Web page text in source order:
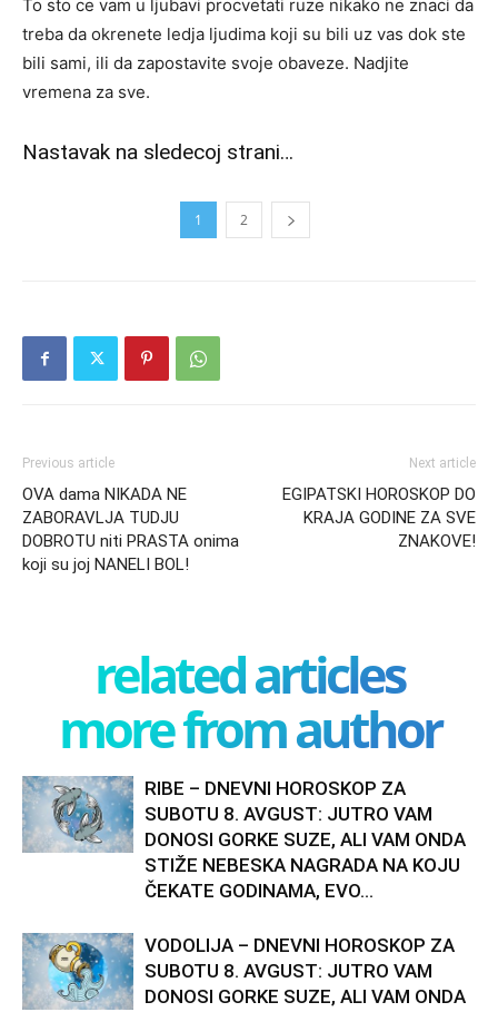
To sto ce vam u ljubavi procvetati ruze nikako ne znaci da
treba da okrenete ledja ljudima koji su bili uz vas dok ste
bili sami, ili da zapostavite svoje obaveze. Nadjite
vremena za sve.
Nastavak na sledecoj strani…
1 2
Previous article
OVA dama NIKADA NE
ZABORAVLJA TUDJU
DOBROTU niti PRASTA onima
koji su joj NANELI BOL!
Next article
EGIPATSKI HOROSKOP DO
KRAJA GODINE ZA SVE
ZNAKOVE!
related articles
more from author
RIBE – DNEVNI HOROSKOP ZA
SUBOTU 8. AVGUST: JUTRO VAM
DONOSI GORKE SUZE, ALI VAM ONDA
STIŽE NEBESKA NAGRADA NA KOJU
ČEKATE GODINAMA, EVO...
VODOLIJA – DNEVNI HOROSKOP ZA
SUBOTU 8. AVGUST: JUTRO VAM
DONOSI GORKE SUZE, ALI VAM ONDA